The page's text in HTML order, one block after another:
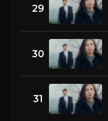
29
30
31